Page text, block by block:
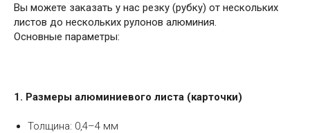
Вы можете заказать у нас резку (рубку) от нескольких
листов до нескольких рулонов алюминия.
Основные параметры:
1. Размеры алюминиевого листа (карточки)
Толщина: 0,4–4 мм